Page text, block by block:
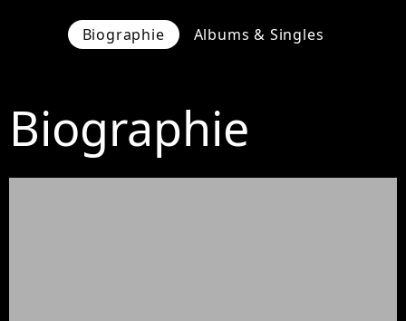
Biographie Albums & Singles
Biographie